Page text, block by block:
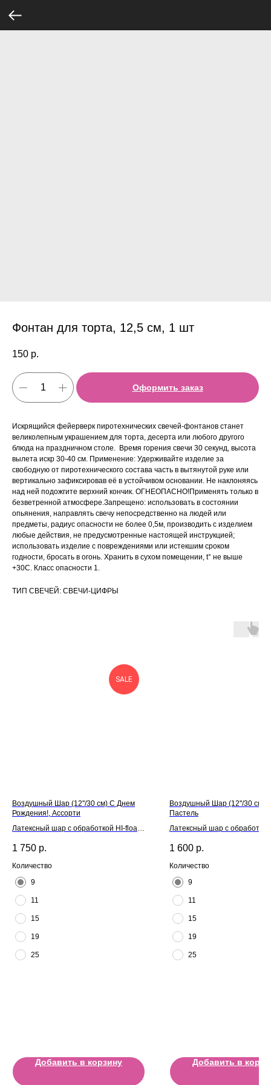
Фонтан для торта, 12,5 см, 1 шт
150 р.
Оформить заказ
Искрящийся фейерверк пиротехнических свечей-фонтанов станет
великолепным украшением для торта, десерта или любого другого
блюда на праздничном столе. Время горения свечи 30 секунд, высота
вылета искр 30-40 см. Применение: Удерживайте изделие за
свободную от пиротехнического состава часть в вытянутой руке или
вертикально зафиксировав её в устойчивом основании. Не наклоняясь
над ней подожгите верхний кончик. ОГНЕОПАСНО!Применять только в
безветренной атмосфере.Запрещено: использовать в состоянии
опьянения, направлять свечу непосредственно на людей или
предметы, радиус опасности не более 0,5м, производить с изделием
любые действия, не предусмотренные настоящей инструкцией;
использовать изделие с повреждениями или истекшим сроком
годности, бросать в огонь. Хранить в сухом помещении, t° не выше
+30С. Класс опасности 1.
ТИП СВЕЧЕЙ: СВЕЧИ-ЦИФРЫ
SALE
Воздушный Шар (12''/30 см) С Днем
Рождения!, Ассорти
Латексный шар с обработкой HI-float
1 750 р.
Количество
9
11
15
19
25
Добавить в корзину
Воздушный Шар (12''/30 см)
Пастель
Латексный шар с
1 600 р.
Количество
9
11
15
19
25
Добавить в